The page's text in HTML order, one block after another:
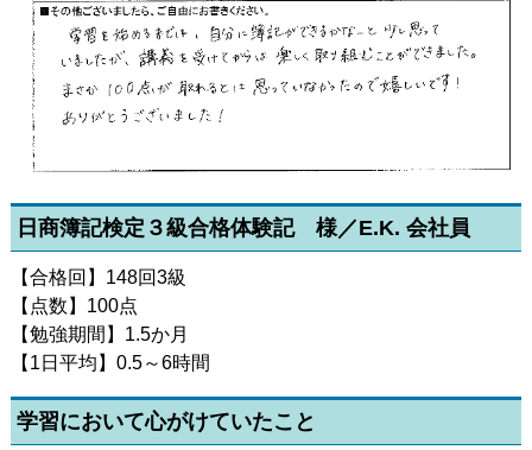
日商簿記検定３級合格体験記 様／E.K. 会社員
【合格回】148回3級
【点数】100点
【勉強期間】1.5か月
【1日平均】0.5～6時間
学習において心がけていたこと